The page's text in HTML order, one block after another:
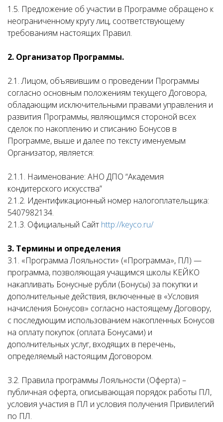
1.5. Предложение об участии в Программе обращено к
неограниченному кругу лиц, соответствующему
требованиям настоящих Правил.
2. Организатор Программы.
2.1. Лицом, объявившим о проведении Программы
согласно основным положениям текущего Договора,
обладающим исключительными правами управления и
развития Программы, являющимся стороной всех
сделок по накоплению и списанию Бонусов в
Программе, выше и далее по тексту именуемым
Организатор, является:
2.1.1. Наименование: АНО ДПО “Академия
кондитерского искусства”
2.1.2. Идентификационный номер налогоплательщика:
5407982134.
2.1.3. Официальный Сайт http://keyco.ru/
3. Термины и определения
3.1. «Программа Лояльности» («Программа», ПЛ) —
программа, позволяющая учащимся школы КЕЙКО
накапливать Бонусные рубли (Бонусы) за покупки и
дополнительные действия, включенные в «Условия
начисления Бонусов» согласно настоящему Договору,
с последующим использованием накопленных Бонусов
на оплату покупок (оплата Бонусами) и
дополнительных услуг, входящих в перечень,
определяемый настоящим Договором.
3.2. Правила программы Лояльности (Оферта) –
публичная оферта, описывающая порядок работы ПЛ,
условия участия в ПЛ и условия получения Привилегий
по ПЛ.